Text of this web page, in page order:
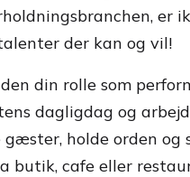
er
der kan og vil!
din rolle som
dagligdag og
holde orden og
butik, cafe eller